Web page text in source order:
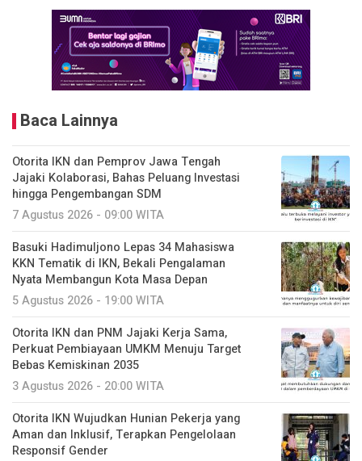
Baca Lainnya
Otorita IKN dan Pemprov Jawa Tengah
Jajaki Kolaborasi, Bahas Peluang Investasi
hingga Pengembangan SDM
7 Agustus 2026 - 09:00 WITA
Basuki Hadimuljono Lepas 34 Mahasiswa
KKN Tematik di IKN, Bekali Pengalaman
Nyata Membangun Kota Masa Depan
5 Agustus 2026 - 19:00 WITA
Otorita IKN dan PNM Jajaki Kerja Sama,
Perkuat Pembiayaan UMKM Menuju Target
Bebas Kemiskinan 2035
3 Agustus 2026 - 20:00 WITA
Otorita IKN Wujudkan Hunian Pekerja yang
Aman dan Inklusif, Terapkan Pengelolaan
Responsif Gender